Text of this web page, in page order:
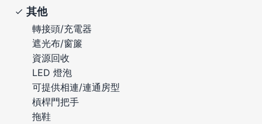
其他
轉接頭/充電器
遮光布/窗簾
資源回收
LED 燈泡
可提供相連/連通房型
槓桿門把手
拖鞋